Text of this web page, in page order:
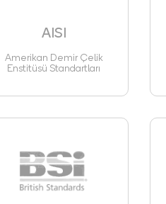
AISI
Amerikan Demir Çelik
Enstitüsü Standartları